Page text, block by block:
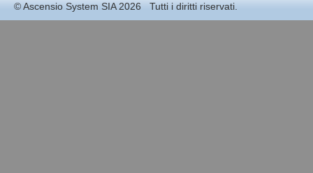
©Ascensio System SIA2026 Tutti i diritti riservati.